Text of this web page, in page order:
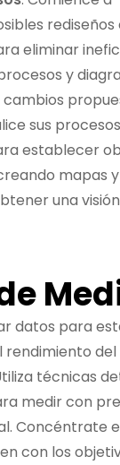
rediseños
eliminar
y
sus
establecer
mapas
una
datos para
rendimiento
técnicas
medir con
Concéntrate
con los